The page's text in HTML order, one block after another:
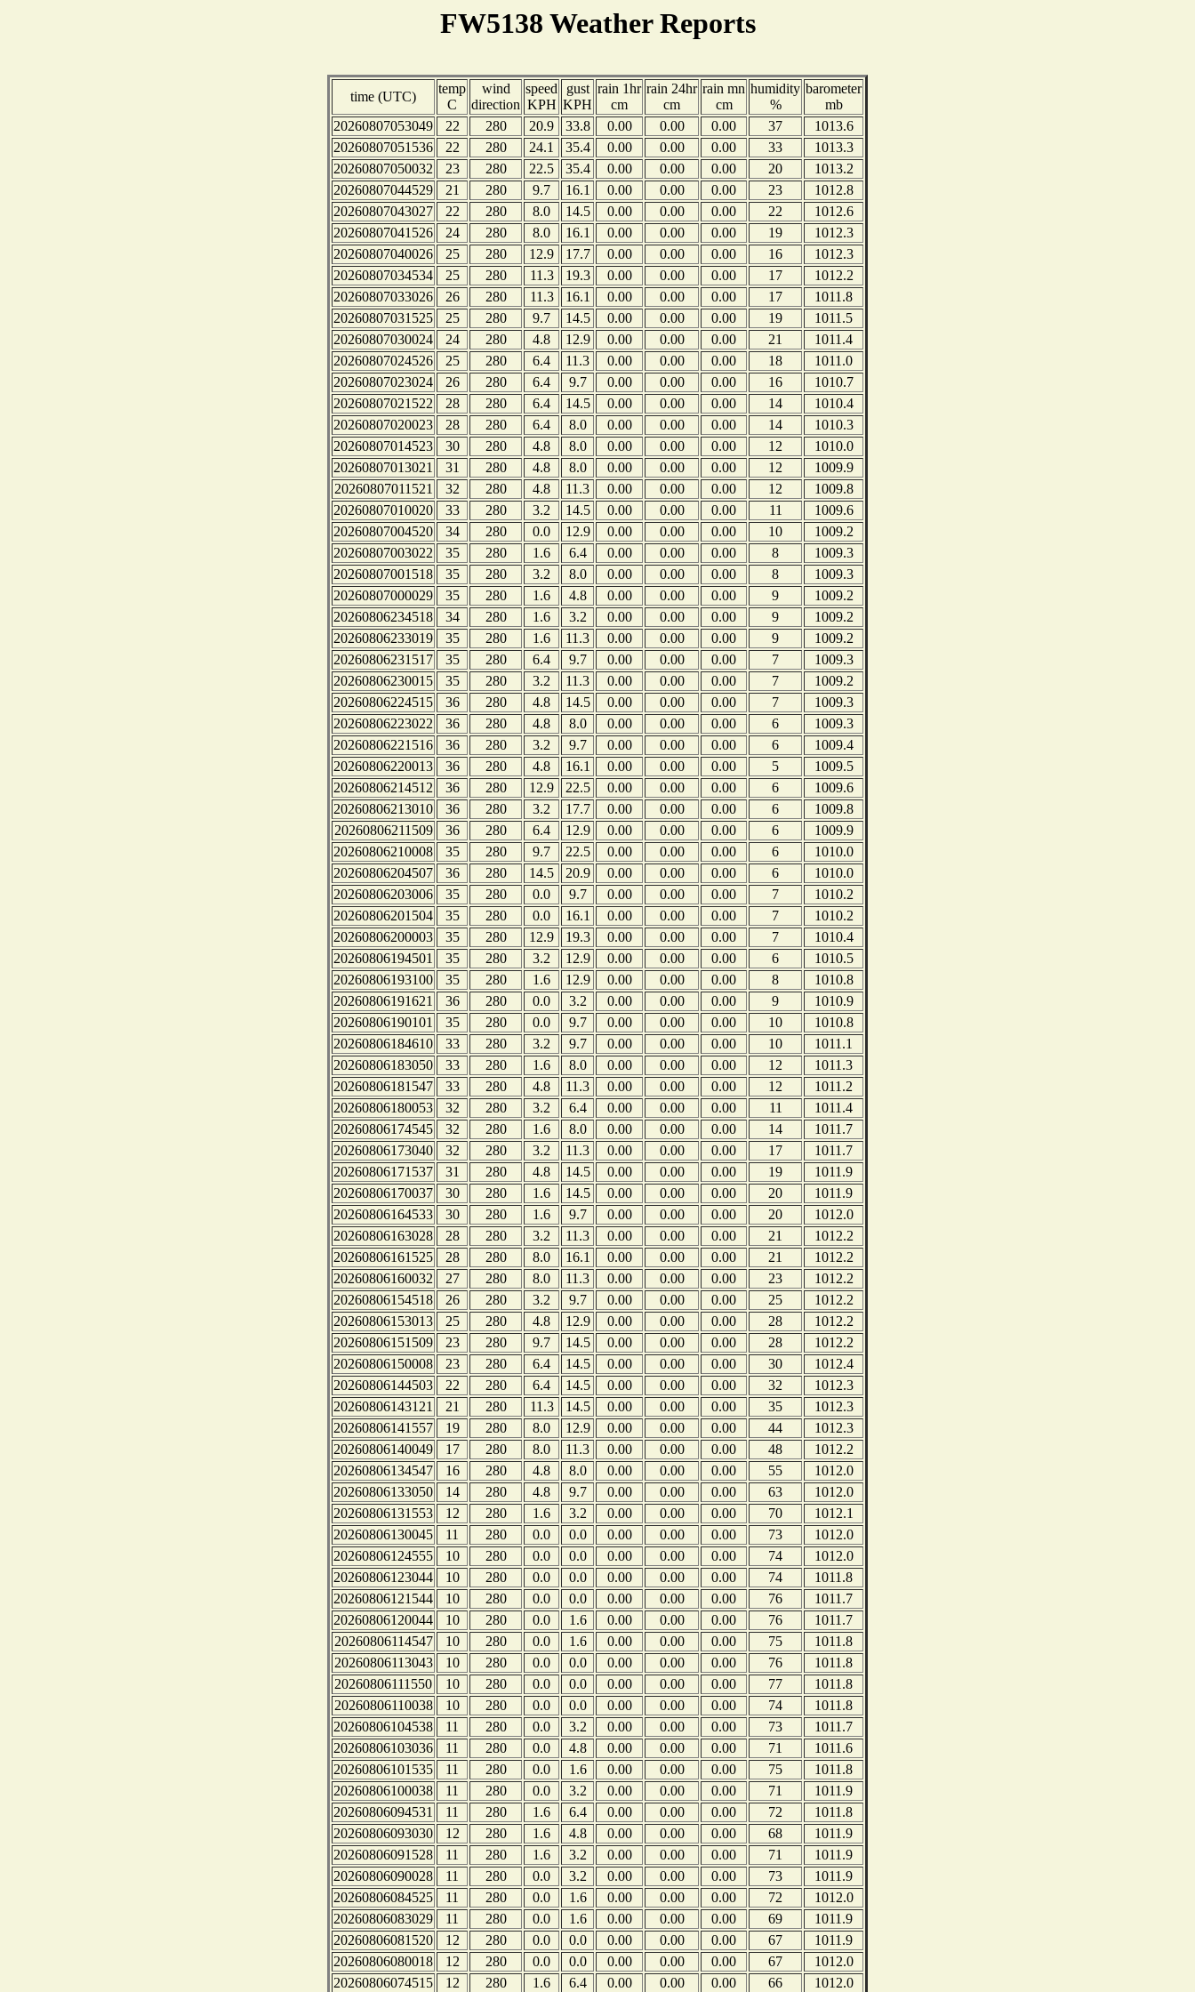
FW5138 Weather Reports
time (UTC)
temp
C
wind
direction
speed
KPH
gust
KPH
rain 1hr
cm
rain 24hr
cm
rain mn
cm
humidity
%
barometer
mb
20260807053049
22 280 20.9 33.8 0.00 0.00 0.00 37
1013.6
20260807051536
22 280 24.1 35.4 0.00 0.00 0.00 33
1013.3
20260807050032
23 280 22.5 35.4 0.00 0.00 0.00 20
1013.2
20260807044529
21 280 9.7 16.1 0.00 0.00 0.00 23
1012.8
20260807043027
22 280 8.0 14.5 0.00 0.00 0.00 22
1012.6
20260807041526
24 280 8.0 16.1 0.00 0.00 0.00 19
1012.3
20260807040026
25 280 12.9 17.7 0.00 0.00 0.00 16
1012.3
20260807034534
25 280 11.3 19.3 0.00 0.00 0.00 17
1012.2
20260807033026
26 280 11.3 16.1 0.00 0.00 0.00 17
1011.8
20260807031525
25 280 9.7 14.5 0.00 0.00 0.00 19
1011.5
20260807030024
24 280 4.8 12.9 0.00 0.00 0.00 21
1011.4
20260807024526
25 280 6.4 11.3 0.00 0.00 0.00 18
1011.0
20260807023024
26 280 6.4 9.7 0.00 0.00 0.00 16
1010.7
20260807021522
28 280 6.4 14.5 0.00 0.00 0.00 14
1010.4
20260807020023
28 280 6.4 8.0 0.00 0.00 0.00 14
1010.3
20260807014523
30 280 4.8 8.0 0.00 0.00 0.00 12
1010.0
20260807013021
31 280 4.8 8.0 0.00 0.00 0.00 12
1009.9
20260807011521
32 280 4.8 11.3 0.00 0.00 0.00 12
1009.8
20260807010020
33 280 3.2 14.5 0.00 0.00 0.00 11
1009.6
20260807004520
34 280 0.0 12.9 0.00 0.00 0.00 10
1009.2
20260807003022
35 280 1.6 6.4 0.00 0.00 0.00 8
1009.3
20260807001518
35 280 3.2 8.0 0.00 0.00 0.00 8
1009.3
20260807000029
35 280 1.6 4.8 0.00 0.00 0.00 9
1009.2
20260806234518
34 280 1.6 3.2 0.00 0.00 0.00 9
1009.2
20260806233019
35 280 1.6 11.3 0.00 0.00 0.00 9
1009.2
20260806231517
35 280 6.4 9.7 0.00 0.00 0.00 7
1009.3
20260806230015
35 280 3.2 11.3 0.00 0.00 0.00 7
1009.2
20260806224515
36 280 4.8 14.5 0.00 0.00 0.00 7
1009.3
20260806223022
36 280 4.8 8.0 0.00 0.00 0.00 6
1009.3
20260806221516
36 280 3.2 9.7 0.00 0.00 0.00 6
1009.4
20260806220013
36 280 4.8 16.1 0.00 0.00 0.00 5
1009.5
20260806214512
36 280 12.9 22.5 0.00 0.00 0.00 6
1009.6
20260806213010
36 280 3.2 17.7 0.00 0.00 0.00 6
1009.8
20260806211509
36 280 6.4 12.9 0.00 0.00 0.00 6
1009.9
20260806210008
35 280 9.7 22.5 0.00 0.00 0.00 6
1010.0
20260806204507
36 280 14.5 20.9 0.00 0.00 0.00 6
1010.0
20260806203006
35 280 0.0 9.7 0.00 0.00 0.00 7
1010.2
20260806201504
35 280 0.0 16.1 0.00 0.00 0.00 7
1010.2
20260806200003
35 280 12.9 19.3 0.00 0.00 0.00 7
1010.4
20260806194501
35 280 3.2 12.9 0.00 0.00 0.00 6
1010.5
20260806193100
35 280 1.6 12.9 0.00 0.00 0.00 8
1010.8
20260806191621
36 280 0.0 3.2 0.00 0.00 0.00 9
1010.9
20260806190101
35 280 0.0 9.7 0.00 0.00 0.00 10
1010.8
20260806184610
33 280 3.2 9.7 0.00 0.00 0.00 10
1011.1
20260806183050
33 280 1.6 8.0 0.00 0.00 0.00 12
1011.3
20260806181547
33 280 4.8 11.3 0.00 0.00 0.00 12
1011.2
20260806180053
32 280 3.2 6.4 0.00 0.00 0.00 11
1011.4
20260806174545
32 280 1.6 8.0 0.00 0.00 0.00 14
1011.7
20260806173040
32 280 3.2 11.3 0.00 0.00 0.00 17
1011.7
20260806171537
31 280 4.8 14.5 0.00 0.00 0.00 19
1011.9
20260806170037
30 280 1.6 14.5 0.00 0.00 0.00 20
1011.9
20260806164533
30 280 1.6 9.7 0.00 0.00 0.00 20
1012.0
20260806163028
28 280 3.2 11.3 0.00 0.00 0.00 21
1012.2
20260806161525
28 280 8.0 16.1 0.00 0.00 0.00 21
1012.2
20260806160032
27 280 8.0 11.3 0.00 0.00 0.00 23
1012.2
20260806154518
26 280 3.2 9.7 0.00 0.00 0.00 25
1012.2
20260806153013
25 280 4.8 12.9 0.00 0.00 0.00 28
1012.2
20260806151509
23 280 9.7 14.5 0.00 0.00 0.00 28
1012.2
20260806150008
23 280 6.4 14.5 0.00 0.00 0.00 30
1012.4
20260806144503
22 280 6.4 14.5 0.00 0.00 0.00 32
1012.3
20260806143121
21 280 11.3 14.5 0.00 0.00 0.00 35
1012.3
20260806141557
19 280 8.0 12.9 0.00 0.00 0.00 44
1012.3
20260806140049
17 280 8.0 11.3 0.00 0.00 0.00 48
1012.2
20260806134547
16 280 4.8 8.0 0.00 0.00 0.00 55
1012.0
20260806133050
14 280 4.8 9.7 0.00 0.00 0.00 63
1012.0
20260806131553
12 280 1.6 3.2 0.00 0.00 0.00 70
1012.1
20260806130045
11 280 0.0 0.0 0.00 0.00 0.00 73
1012.0
20260806124555
10 280 0.0 0.0 0.00 0.00 0.00 74
1012.0
20260806123044
10 280 0.0 0.0 0.00 0.00 0.00 74
1011.8
20260806121544
10 280 0.0 0.0 0.00 0.00 0.00 76
1011.7
20260806120044
10 280 0.0 1.6 0.00 0.00 0.00 76
1011.7
20260806114547
10 280 0.0 1.6 0.00 0.00 0.00 75
1011.8
20260806113043
10 280 0.0 0.0 0.00 0.00 0.00 76
1011.8
20260806111550
10 280 0.0 0.0 0.00 0.00 0.00 77
1011.8
20260806110038
10 280 0.0 0.0 0.00 0.00 0.00 74
1011.8
20260806104538
11 280 0.0 3.2 0.00 0.00 0.00 73
1011.7
20260806103036
11 280 0.0 4.8 0.00 0.00 0.00 71
1011.6
20260806101535
11 280 0.0 1.6 0.00 0.00 0.00 75
1011.8
20260806100038
11 280 0.0 3.2 0.00 0.00 0.00 71
1011.9
20260806094531
11 280 1.6 6.4 0.00 0.00 0.00 72
1011.8
20260806093030
12 280 1.6 4.8 0.00 0.00 0.00 68
1011.9
20260806091528
11 280 1.6 3.2 0.00 0.00 0.00 71
1011.9
20260806090028
11 280 0.0 3.2 0.00 0.00 0.00 73
1011.9
20260806084525
11 280 0.0 1.6 0.00 0.00 0.00 72
1012.0
20260806083029
11 280 0.0 1.6 0.00 0.00 0.00 69
1011.9
20260806081520
12 280 0.0 0.0 0.00 0.00 0.00 67
1011.9
20260806080018
12 280 0.0 0.0 0.00 0.00 0.00 67
1012.0
20260806074515
12 280 1.6 6.4 0.00 0.00 0.00 66 1012.0